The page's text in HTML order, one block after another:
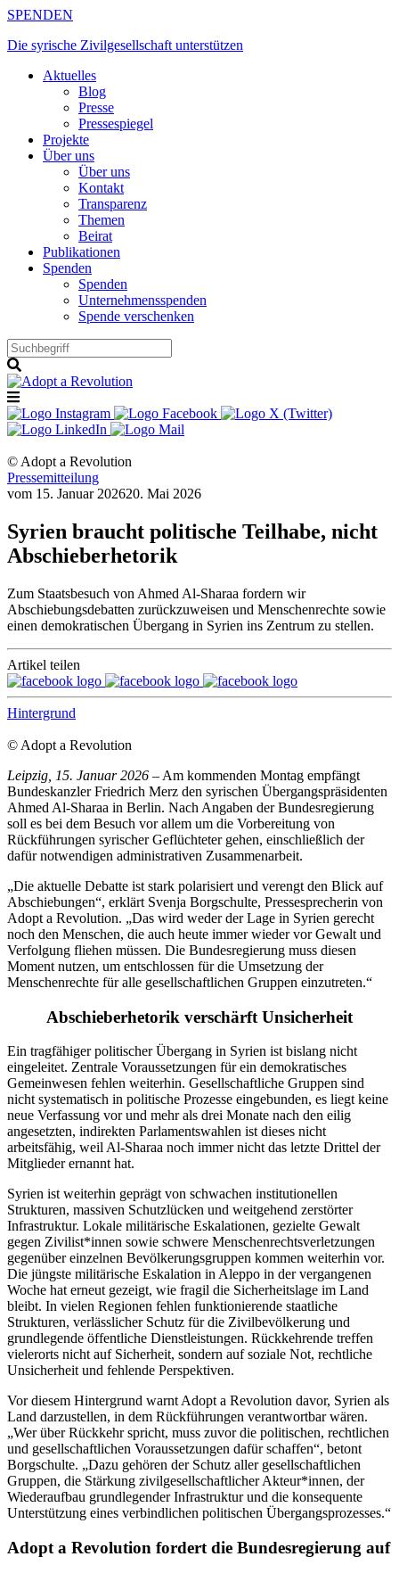
Zum
springen
SPENDEN
Die syrische Zivilgesellschaft unterstützen
Aktuelles
Blog
Presse
Pressespiegel
Projekte
Über uns
Über uns
Kontakt
Transparenz
Themen
Beirat
Publikationen
Spenden
Spenden
Unternehmensspenden
Spende verschenken
© Adopt a Revolution
Pressemitteilung
vom 15. Januar 202620. Mai 2026
Syrien braucht politische Teilhabe, nicht
Abschieberhetorik
Zum Staatsbesuch von Ahmed Al-Sharaa fordern wir
Abschiebungsdebatten zurückzuweisen und Menschenrechte sowie
einen demokratischen Übergang in Syrien ins Zentrum zu stellen.
Artikel teilen
Hintergrund
© Adopt a Revolution
Leipzig, 15. Januar 2026 – Am kommenden Montag empfängt
Bundeskanzler Friedrich Merz den syrischen Übergangspräsidenten
Ahmed Al-Sharaa in Berlin. Nach Angaben der Bundesregierung
soll es bei dem Besuch vor allem um die Vorbereitung von
Rückführungen syrischer Geflüchteter gehen, einschließlich der
dafür notwendigen administrativen Zusammenarbeit.
„Die aktuelle Debatte ist stark polarisiert und verengt den Blick auf
Abschiebungen“, erklärt Svenja Borgschulte, Pressesprecherin von
Adopt a Revolution. „Das wird weder der Lage in Syrien gerecht
noch den Menschen, die auch heute immer wieder vor Gewalt und
Verfolgung fliehen müssen. Die Bundesregierung muss diesen
Moment nutzen, um entschlossen für die Umsetzung der
Menschenrechte für alle gesellschaftlichen Gruppen einzutreten.“
Abschieberhetorik verschärft Unsicherheit
Ein tragfähiger politischer Übergang in Syrien ist bislang nicht
eingeleitet. Zentrale Voraussetzungen für ein demokratisches
Gemeinwesen fehlen weiterhin. Gesellschaftliche Gruppen sind
nicht systematisch in politische Prozesse eingebunden, es liegt keine
neue Verfassung vor und mehr als drei Monate nach den eilig
angesetzten, indirekten Parlamentswahlen ist dieses nicht
arbeitsfähig, weil Al-Sharaa noch immer nicht das letzte Drittel der
Mitglieder ernannt hat.
Syrien ist weiterhin geprägt von schwachen institutionellen
Strukturen, massiven Schutzlücken und weitgehend zerstörter
Infrastruktur. Lokale militärische Eskalationen, gezielte Gewalt
gegen Zivilist*innen sowie schwere Menschenrechtsverletzungen
gegenüber einzelnen Bevölkerungsgruppen kommen weiterhin vor.
Die jüngste militärische Eskalation in Aleppo in der vergangenen
Woche hat erneut gezeigt, wie fragil die Sicherheitslage im Land
bleibt. In vielen Regionen fehlen funktionierende staatliche
Strukturen, verlässlicher Schutz für die Zivilbevölkerung und
grundlegende öffentliche Dienstleistungen. Rückkehrende treffen
vielerorts nicht auf Sicherheit, sondern auf soziale Not, rechtliche
Unsicherheit und fehlende Perspektiven.
Vor diesem Hintergrund warnt Adopt a Revolution davor, Syrien als
Land darzustellen, in dem Rückführungen verantwortbar wären.
„Wer über Rückkehr spricht, muss zuvor die politischen, rechtlichen
und gesellschaftlichen Voraussetzungen dafür schaffen“, betont
Borgschulte. „Dazu gehören der Schutz aller gesellschaftlichen
Gruppen, die Stärkung zivilgesellschaftlicher Akteur*innen, der
Wiederaufbau grundlegender Infrastruktur und die konsequente
Unterstützung eines verbindlichen politischen Übergangsprozesses.“
Adopt a Revolution fordert die Bundesregierung auf